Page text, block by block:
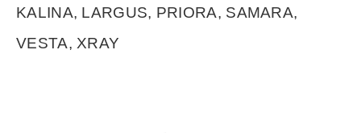
KALINA, LARGUS, PRIORA, SAMARA,
VESTA, XRAY